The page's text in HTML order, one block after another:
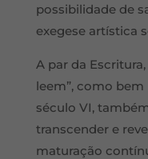
possibilidade de
exegese artística
A par da
leem”, como
século VI,
transcender e
maturação